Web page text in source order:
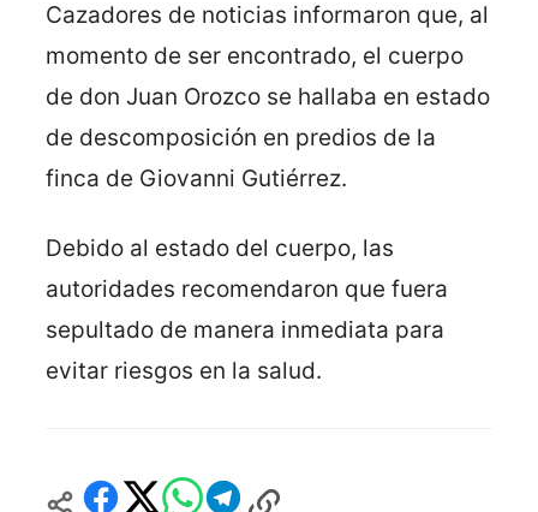
Cazadores de noticias informaron que, al
momento de ser encontrado, el cuerpo
de don Juan Orozco se hallaba en estado
de descomposición en predios de la
finca de Giovanni Gutiérrez.
Debido al estado del cuerpo, las
autoridades recomendaron que fuera
sepultado de manera inmediata para
evitar riesgos en la salud.